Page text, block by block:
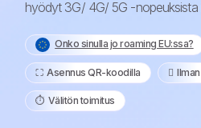
hyödyt 3G/ 4G/ 5G -nopeuksista
Onko sinulla jo roaming EU:ssa?
⛶️️ Asennus QR-koodilla ️
⏱️️ Välitön toimitus